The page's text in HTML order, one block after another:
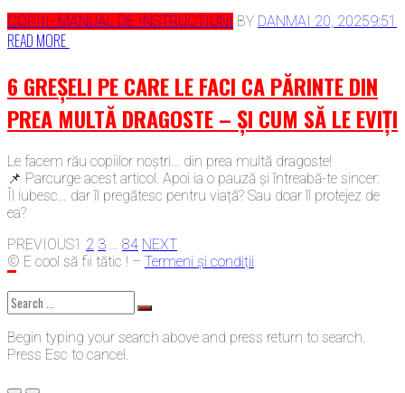
COPIII- MANUAL DE INSTRUCTIUNI BY DANMAI 20, 20259:51
READ MORE
6 GREȘELI PE CARE LE FACI CA PĂRINTE DIN
PREA MULTĂ DRAGOSTE – ȘI CUM SĂ LE EVIȚI
Le facem rău copiilor noștri… din prea multă dragoste!
📌 Parcurge acest articol. Apoi ia o pauză și întreabă-te sincer:
Îl iubesc… dar îl pregătesc pentru viață? Sau doar îl protejez de
ea?
POSTS
NAVIGATION
PREVIOUS1 2 3 … 84 NEXT
© E cool să fii tătic ! – Termeni și condiții
Search
Begin typing your search above and press return to search.
Press Esc to cancel.